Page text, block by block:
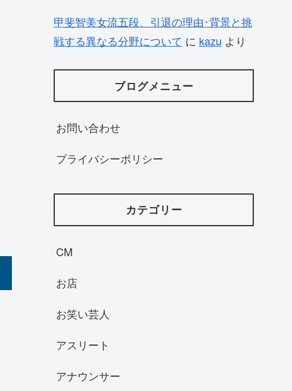
甲斐智美女流五段、引退の理由･背景と挑
戦する異なる分野について に kazu より
ブログメニュー
お問い合わせ
プライバシーポリシー
カテゴリー
CM
お店
お笑い芸人
アスリート
アナウンサー